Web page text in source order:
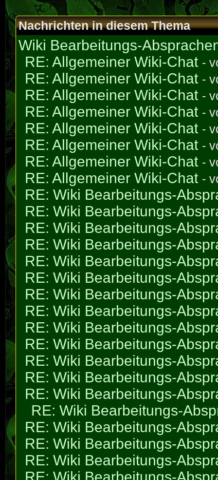
Nachrichten in diesem Thema
Wiki Bearbeitungs-
RE: Allgemeiner Wiki-Chat -
RE: Allgemeiner Wiki-Chat -
RE: Allgemeiner Wiki-Chat -
RE: Allgemeiner Wiki-Chat -
RE: Allgemeiner Wiki-Chat -
RE: Allgemeiner Wiki-Chat -
RE: Allgemeiner Wiki-Chat -
RE: Allgemeiner Wiki-Chat -
RE: Wiki Bearbeitungs-
RE: Wiki Bearbeitungs-
RE: Wiki Bearbeitungs-
RE: Wiki Bearbeitungs-
RE: Wiki Bearbeitungs-
RE: Wiki Bearbeitungs-
RE: Wiki Bearbeitungs-
RE: Wiki Bearbeitungs-
RE: Wiki Bearbeitungs-
RE: Wiki Bearbeitungs-
RE: Wiki Bearbeitungs-
RE: Wiki Bearbeitungs-
RE: Wiki Bearbeitungs-
RE: Wiki Bearbeitungs-
RE: Wiki Bearbeitungs-
RE: Wiki Bearbeitungs-
RE: Wiki Bearbeitungs-